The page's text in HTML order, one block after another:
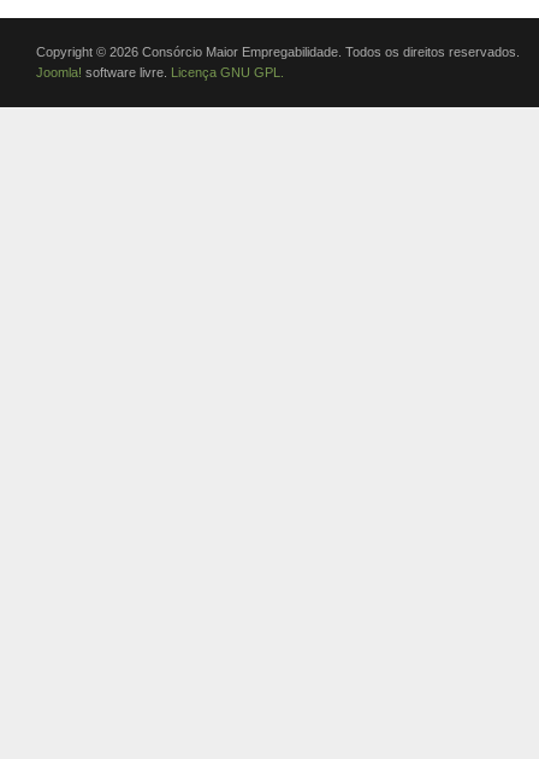
Copyright © 2026 Consórcio Maior Empregabilidade. Todos os direitos reservados.
Joomla! software livre. Licença GNU GPL.